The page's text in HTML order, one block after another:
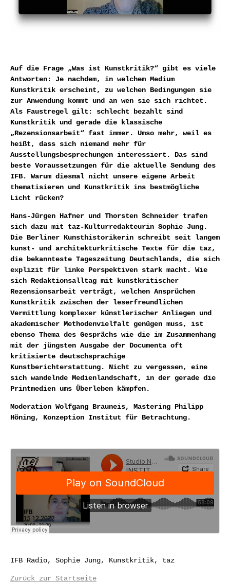
Auf die Frage „Was ist Kunstkritik?“ gibt es viele
Antworten: Je nachdem, in welchem Medium
Kunstkritik erscheint, zu welchen Bedingungen sie
zur Anwendung kommt und an wen sie sich richtet.
Als Faustregel gilt: schlecht bezahlt sind
Kunstkritik und gerade die klassische
„Rezensionsarbeit“ fast immer. Umso mehr, weil es
heißt, dass sich niemand mehr für
Ausstellungsbesprechungen interessiert. Das sind
beste Voraussetzungen für die aktuelle Sendung des
IFB. Warum diesmal nicht unsere eigene Arbeit
thematisieren und Kunstkritik ins bestmögliche
Licht rücken?
Hans-Jürgen Hafner und Thorsten Schneider trafen
sich dazu mit taz-Kulturredakteurin Sophie Jung.
Die Berliner Kunsthistorikerin schreibt seit langem
kunst- und architekturkritische Texte für die taz,
die bekannteste Tageszeitung Deutschlands, die sich
explizit für linke Perspektiven stark macht. Wie
sich Redaktionsalltag mit kunstkritischer
Rezensionsarbeit verträgt, welchen Ansprüchen
Kunstkritik zwischen der leserfreundlichen
Vermittlung komplexer künstlerischer Anliegen und
akademischer Methodenvielfalt genügen muss, ist
ebenso Thema des Gesprächs wie die im Zusammenhang
mit der jüngsten Ausgabe der Documenta oft
kritisierte deutschsprachige
Kunstberichterstattung. Nicht zu vergessen, eine
sich wandelnde Medienlandschaft, in der gerade die
Printmedien ums Überleben kämpfen.
Moderation Wolfgang Brauneis, Mastering Philipp
Höning, Konzeption Institut für Betrachtung.
IFB Radio, Sophie Jung, Kunstkritik, taz
Zurück zur Startseite